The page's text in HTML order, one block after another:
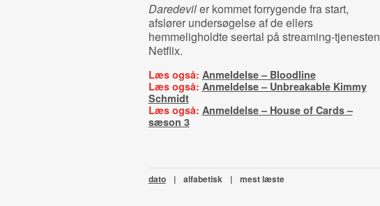
Daredeviler kommet forrygende fra start,
afslører undersøgelse af de ellers
hemmeligholdte seertal på streaming-tjenesten
Netflix.
Læs også: Anmeldelse – Bloodline
Læs også: Anmeldelse – Unbreakable Kimmy
Schmidt
Læs også: Anmeldelse – House of Cards –
sæson 3
dato | alfabetisk | mest læste